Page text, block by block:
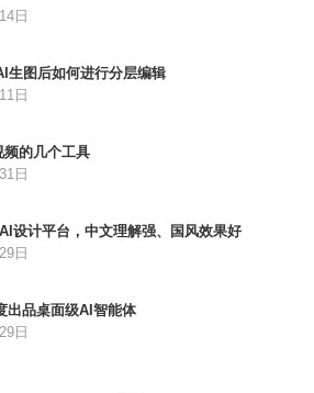
日
生图后如何进行分层编辑
日
的几个工具
日
设计平台，中文理解强、国风效果好
日
出品桌面级AI智能体
日